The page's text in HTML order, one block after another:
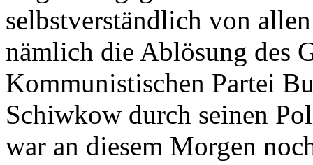
selbstverständlich von
nämlich die Ablösung des
Kommunistischen Partei
Schiwkow durch seinen
war an diesem Morgen